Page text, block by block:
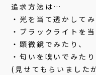
追求方法は…
・光を当て透かしてみ
・ブラックライトを当
・顕微鏡でみたり、
・匂いを嗅いでみた
(見せてもらいました